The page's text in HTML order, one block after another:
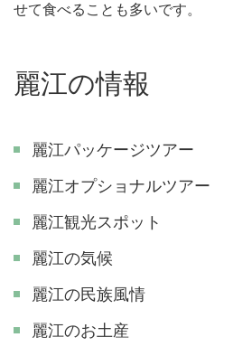
せて食べることも多いです。
麗江の情報
麗江パッケージツアー
麗江オプショナルツアー
麗江観光スポット
麗江の気候
麗江の民族風情
麗江のお土産